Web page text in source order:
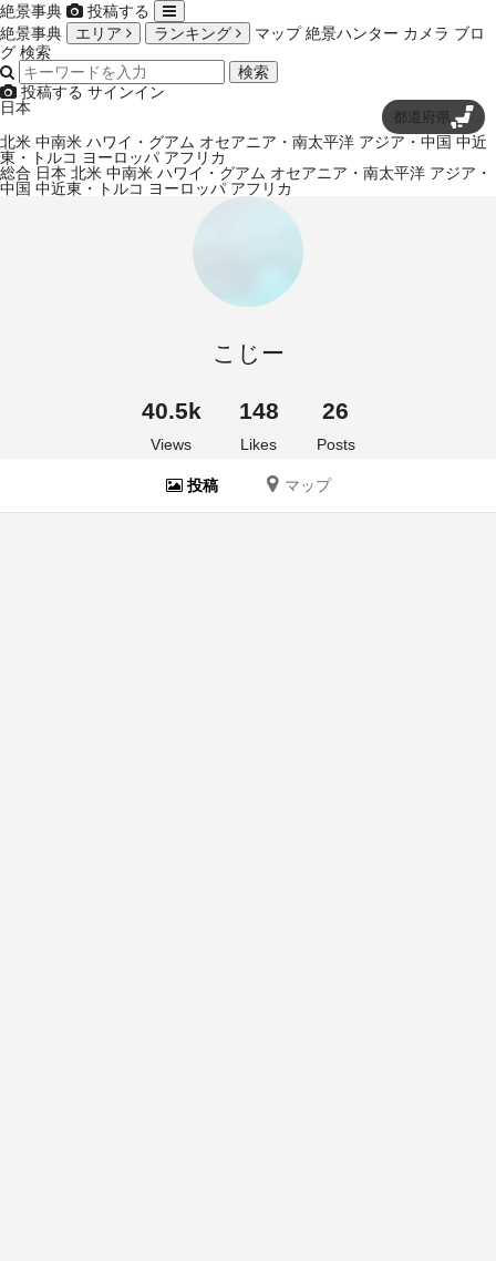
絶景事典
投稿する
絶景事典
エリア ランキング マップ 絶景ハンター カメラ ブロ
グ 検索
検索
投稿する サインイン
日本
都道府県
北米 中南米 ハワイ・グアム オセアニア・南太平洋 アジア・中国 中近
東・トルコ ヨーロッパ アフリカ
総合 日本 北米 中南米 ハワイ・グアム オセアニア・南太平洋 アジア・
中国 中近東・トルコ ヨーロッパ アフリカ
こじー
40.5k
Views
148
Likes
26
Posts
投稿 マップ